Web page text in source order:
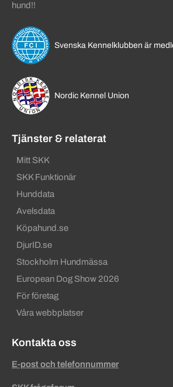
hund!!
Svenska Kennelklubben är
Nordic Kennel Union
Tjänster & relaterat
Mitt SKK
SKK Funktionär
Hunddata
Avelsdata
Köpahund.se
DjurID.se
Stockholm Hundmässa
European Dog Show 2026
För företag
Våra webbplatser
Kontakta oss
E-post och telefonnummer